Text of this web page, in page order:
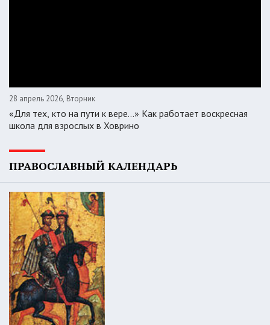
28 апрель 2026, Вторник
«Для тех, кто на пути к вере...» Как работает воскресная
школа для взрослых в Ховрино
ПРАВОСЛАВНЫЙ КАЛЕНДАРЬ